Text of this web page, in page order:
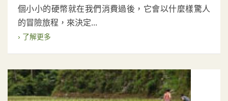
個小小的硬幣就在我們消費過後，它會以什麼樣驚人
的冒險旅程，來決定...
› 了解更多